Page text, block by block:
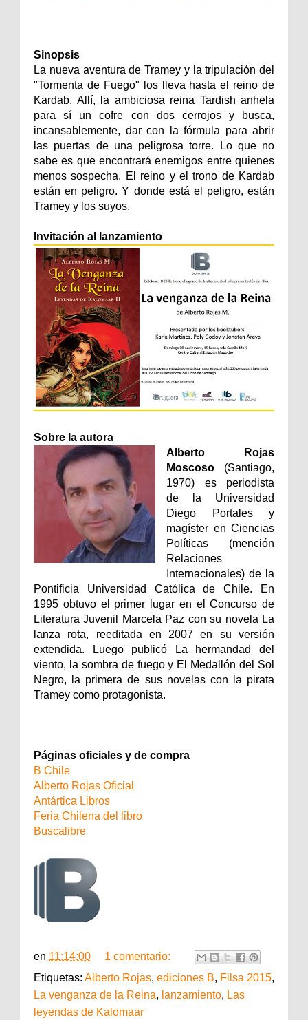
Sinopsis
La nueva aventura de Tramey y la tripulación del
"Tormenta de Fuego" los lleva hasta el reino de
Kardab. Allí, la ambiciosa reina Tardish anhela
para sí un cofre con dos cerrojos y busca,
incansablemente, dar con la fórmula para abrir
las puertas de una peligrosa torre. Lo que no
sabe es que encontrará enemigos entre quienes
menos sospecha. El reino y el trono de Kardab
están en peligro. Y donde está el peligro, están
Tramey y los suyos.
Invitación al lanzamiento
Sobre la autora
Alberto Rojas
Moscoso (Santiago,
1970) es periodista
de la Universidad
Diego Portales y
magíster en Ciencias
Políticas (mención
Relaciones
Internacionales) de la
Pontificia Universidad Católica de Chile. En
1995 obtuvo el primer lugar en el Concurso de
Literatura Juvenil Marcela Paz con su novela La
lanza rota, reeditada en 2007 en su versión
extendida. Luego publicó La hermandad del
viento, la sombra de fuego y El Medallón del Sol
Negro, la primera de sus novelas con la pirata
Tramey como protagonista.
Páginas oficiales y de compra
B Chile
Alberto Rojas Oficial
Antártica Libros
Feria Chilena del libro
Buscalibre
en 11:14:00
1 comentario:
Etiquetas: Alberto Rojas, ediciones B, Filsa 2015,
La venganza de la Reina, lanzamiento, Las
leyendas de Kalomaar